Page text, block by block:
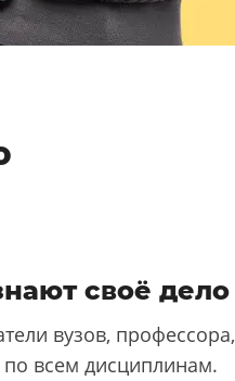
своё дело
вузов, профессора,
по всем дисциплинам.